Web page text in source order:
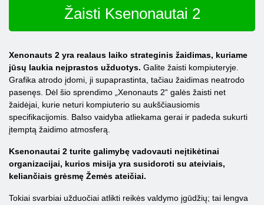
Žaisti Ksenonautai 2
Xenonauts 2 yra realaus laiko strateginis žaidimas, kuriame
jūsų laukia neįprastos užduotys. Galite žaisti kompiuteryje.
Grafika atrodo įdomi, ji supaprastinta, tačiau žaidimas neatrodo
pasenęs. Dėl šio sprendimo „Xenonauts 2“ galės žaisti net
žaidėjai, kurie neturi kompiuterio su aukščiausiomis
specifikacijomis. Balso vaidyba atliekama gerai ir padeda sukurti
įtemptą žaidimo atmosferą.
Ksenonautai 2 turite galimybę vadovauti neįtikėtinai
organizacijai, kurios misija yra susidoroti su ateiviais,
keliančiais grėsmę Žemės ateičiai.
Tokiai svarbiai užduočiai atlikti reikės valdymo įgūdžių; tai lengva